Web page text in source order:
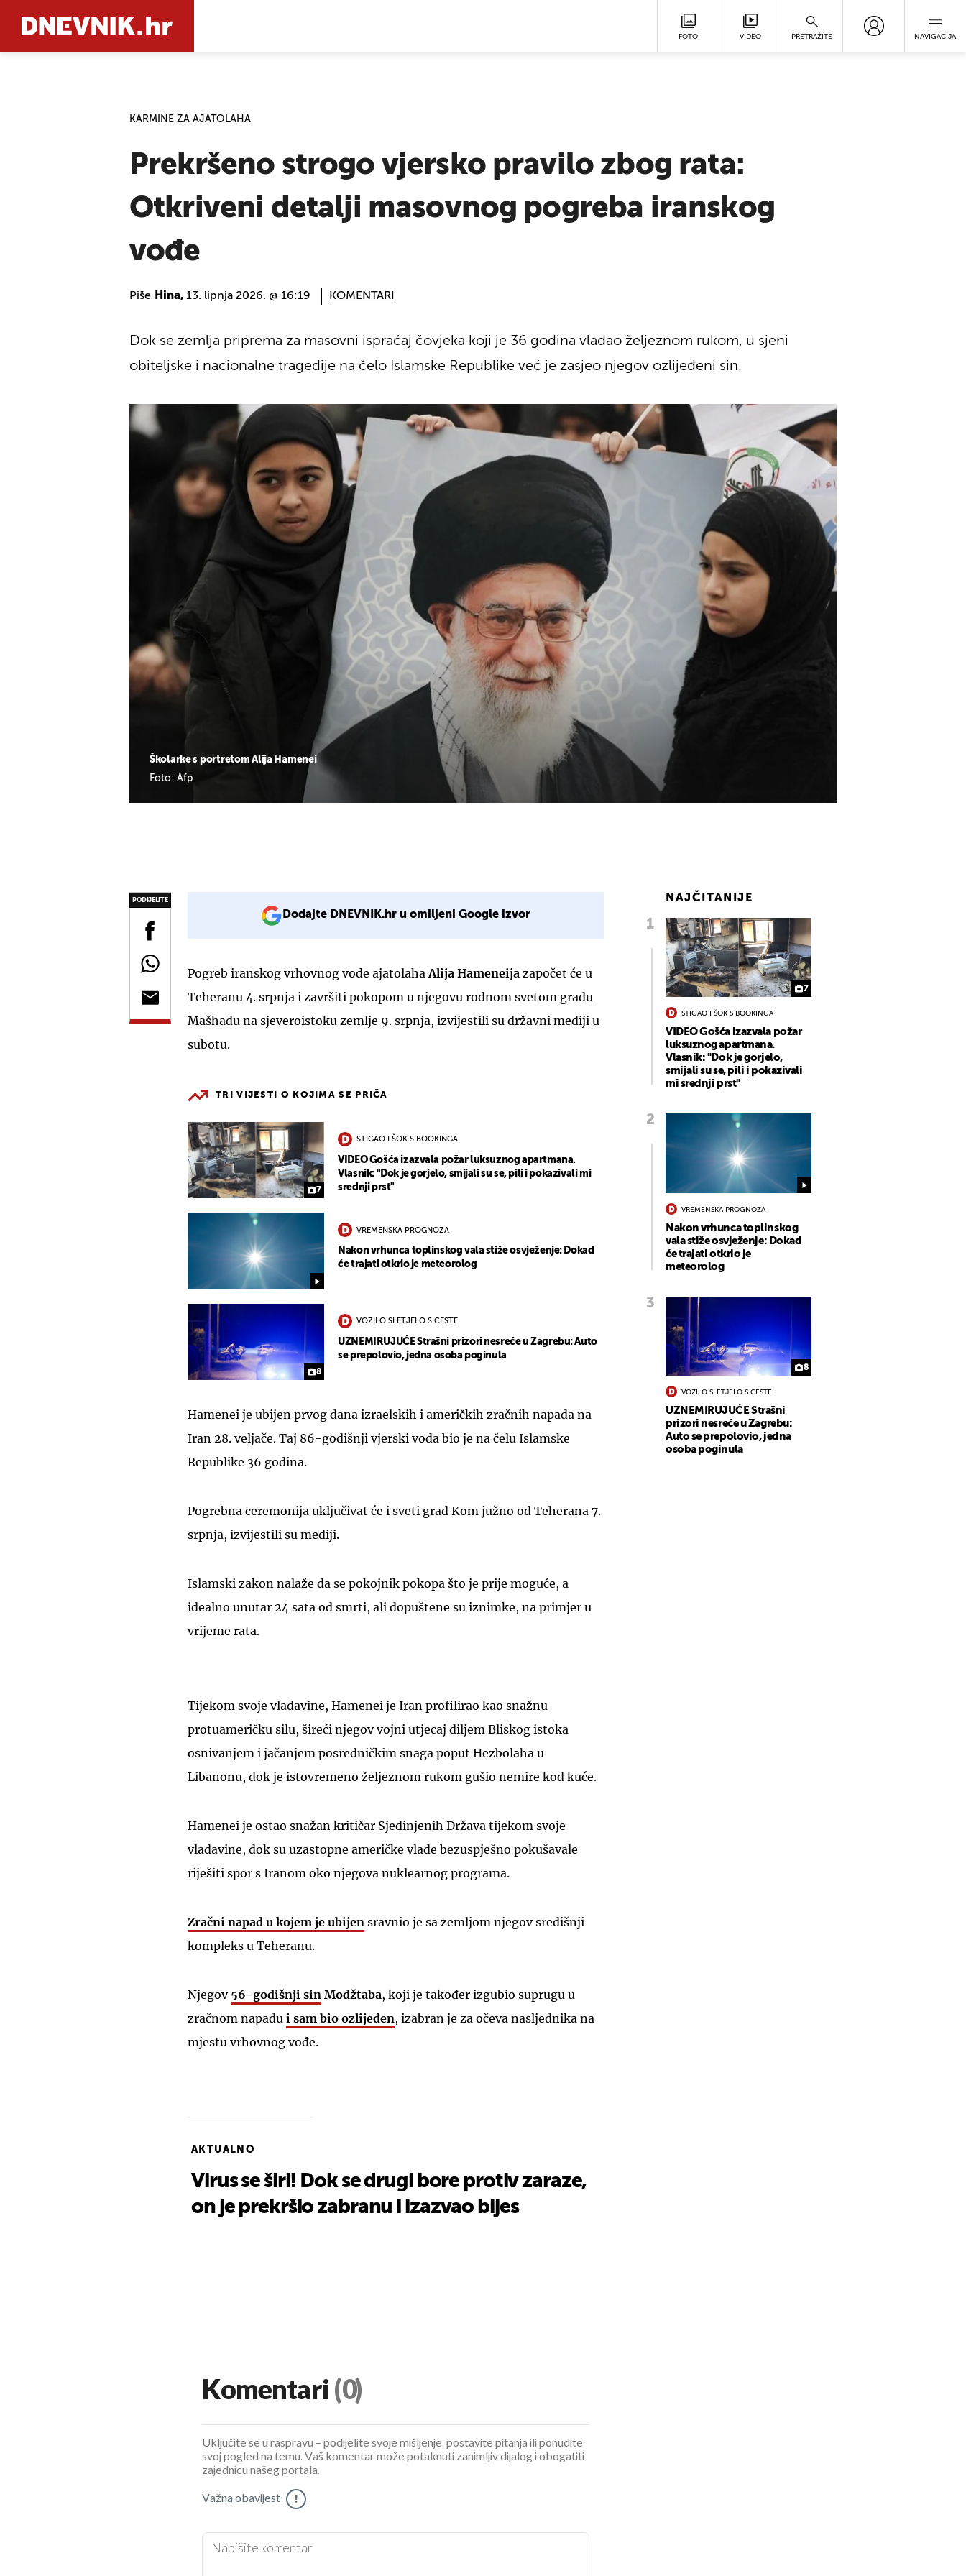
FOTO VIDEO PRETRAŽITE NAVIGACIJA
KARMINE ZA AJATOLAHA
Prekršeno strogo vjersko pravilo zbog rata:
Otkriveni detalji masovnog pogreba iranskog
vođe
Piše Hina, 13. lipnja 2026. @ 16:19 KOMENTARI
Školarke s portretom Alija Hamenei
Foto: Afp
Dok se zemlja priprema za masovni ispraćaj čovjeka koji je 36 godina vladao željeznom rukom, u sjeni
obiteljske i nacionalne tragedije na čelo Islamske Republike već je zasjeo njegov ozlijeđeni sin.
PODIJELITE
Dodajte DNEVNIK.hr u omiljeni Google izvor
Pogreb iranskog vrhovnog vođe ajatolaha Alija Hameneija započet će u
Teheranu 4. srpnja i završiti pokopom u njegovu rodnom svetom gradu
Mašhadu na sjeveroistoku zemlje 9. srpnja, izvijestili su državni mediji u
subotu.
TRI VIJESTI O KOJIMA SE PRIČA
7
STIGAO I ŠOK S BOOKINGA
VIDEO Gošća izazvala požar luksuznog apartmana.
Vlasnik: "Dok je gorjelo, smijali su se, pili i pokazivali mi
srednji prst"
VREMENSKA PROGNOZA
Nakon vrhunca toplinskog vala stiže osvježenje: Dokad
će trajati otkrio je meteorolog
8
VOZILO SLETJELO S CESTE
UZNEMIRUJUĆE Strašni prizori nesreće u Zagrebu: Auto
se prepolovio, jedna osoba poginula
Hamenei je ubijen prvog dana izraelskih i američkih zračnih napada na
Iran 28. veljače. Taj 86-godišnji vjerski vođa bio je na čelu Islamske
Republike 36 godina.
Pogrebna ceremonija uključivat će i sveti grad Kom južno od Teherana 7.
srpnja, izvijestili su mediji.
Islamski zakon nalaže da se pokojnik pokopa što je prije moguće, a
idealno unutar 24 sata od smrti, ali dopuštene su iznimke, na primjer u
vrijeme rata.
Tijekom svoje vladavine, Hamenei je Iran profilirao kao snažnu
protuameričku silu, šireći njegov vojni utjecaj diljem Bliskog istoka
osnivanjem i jačanjem posredničkim snaga poput Hezbolaha u
Libanonu, dok je istovremeno željeznom rukom gušio nemire kod kuće.
Hamenei je ostao snažan kritičar Sjedinjenih Država tijekom svoje
vladavine, dok su uzastopne američke vlade bezuspješno pokušavale
riješiti spor s Iranom oko njegova nuklearnog programa.
Zračni napad u kojem je ubijen sravnio je sa zemljom njegov središnji
kompleks u Teheranu.
Njegov 56-godišnji sin Modžtaba, koji je također izgubio suprugu u
zračnom napadu i sam bio ozlijeđen, izabran je za očeva nasljednika na
mjestu vrhovnog vođe.
AKTUALNO
Virus se širi! Dok se drugi bore protiv zaraze,
on je prekršio zabranu i izazvao bijes
NAJČITANIJE
7
STIGAO I ŠOK S BOOKINGA
VIDEO Gošća izazvala požar
luksuznog apartmana.
Vlasnik: "Dok je gorjelo,
smijali su se, pili i pokazivali
mi srednji prst"
VREMENSKA PROGNOZA
Nakon vrhunca toplinskog
vala stiže osvježenje: Dokad
će trajati otkrio je
meteorolog
8
VOZILO SLETJELO S CESTE
UZNEMIRUJUĆE Strašni
prizori nesreće u Zagrebu:
Auto se prepolovio, jedna
osoba poginula
Komentari (0)
Uključite se u raspravu – podijelite svoje mišljenje, postavite pitanja ili ponudite
svoj pogled na temu. Vaš komentar može potaknuti zanimljiv dijalog i obogatiti
zajednicu našeg portala.
Važna obavijest !
UKLJUČITE NOTIFIKACIJE